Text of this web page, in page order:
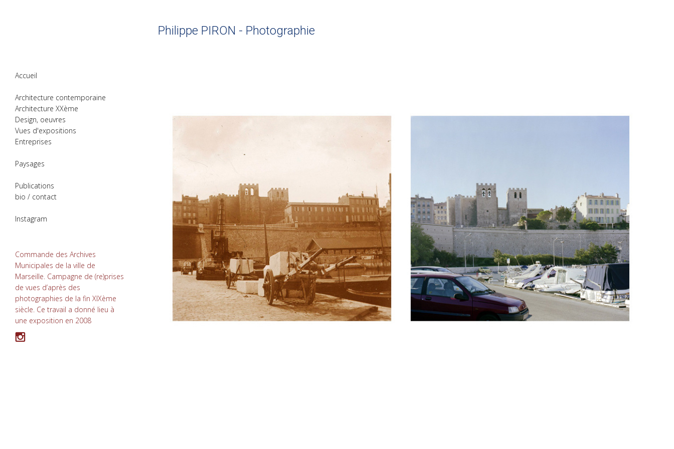
Philippe PIRON - Photographie
Accueil
Architecture contemporaine
Architecture XXème
Design, oeuvres
Vues d'expositions
Entreprises
Paysages
Publications
bio / contact
Instagram
Commande des Archives
Municipales de la ville de
Marseille. Campagne de (re)prises
de vues d’après des
photographies de la fin XIXème
siècle. Ce travail a donné lieu à
une exposition en 2008